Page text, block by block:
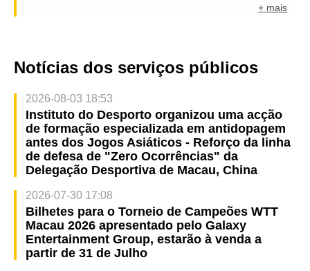
+ mais
Notícias dos serviços públicos
2026-08-03 18:53
Instituto do Desporto organizou uma acção
de formação especializada em antidopagem
antes dos Jogos Asiáticos - Reforço da linha
de defesa de "Zero Ocorrências" da
Delegação Desportiva de Macau, China
2026-07-30 17:08
Bilhetes para o Torneio de Campeões WTT
Macau 2026 apresentado pelo Galaxy
Entertainment Group, estarão à venda a
partir de 31 de Julho